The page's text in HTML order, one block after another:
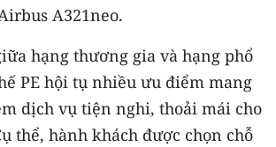
A321neo.
hạng thương gia và hạng phổ
PE hội tụ nhiều ưu điểm mang
dịch vụ tiện nghi, thoải mái cho
thể, hành khách được chọn chỗ